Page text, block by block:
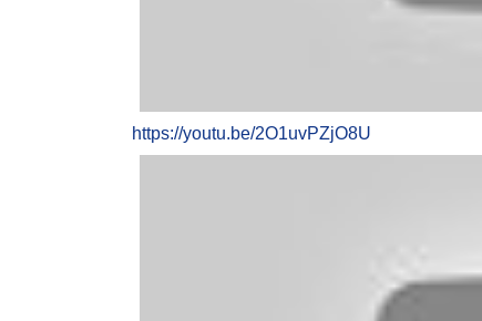
https://youtu.be/2O1uvPZjO8U